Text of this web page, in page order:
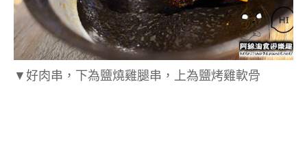
▼ 好肉串，下為鹽燒雞腿串，上為鹽烤雞軟骨